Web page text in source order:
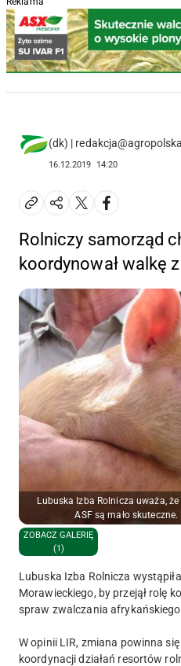
(dk) |
16.12.2019 14:20
Rolniczy samorząd
koordynował walkę
Lubuska Izba Rolnicza uważa,
ASF są mało
ZOBACZ GALERIĘ
(1)
Lubuska Izba Rolnicza
Morawieckiego, by przejął rolę
spraw zwalczania
W opinii LIR, zmiana powinna
koordynacji działań resortów